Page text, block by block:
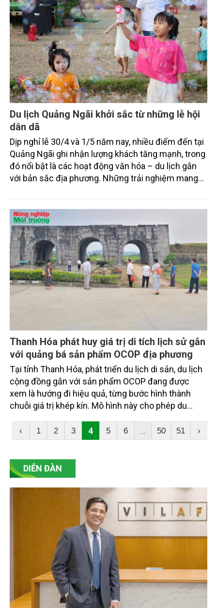
Du lịch Quảng Ngãi khởi sắc từ những lễ hội
dân dã
Dịp nghỉ lễ 30/4 và 1/5 năm nay, nhiều điểm đến tại
Quảng Ngãi ghi nhận lượng khách tăng mạnh, trong
đó nổi bật là các hoạt động văn hóa – du lịch gắn
với bản sắc địa phương. Những trải nghiệm mang
riêng của du lịch tỉnh.
Thanh Hóa phát huy giá trị di tích lịch sử gắn
với quảng bá sản phẩm OCOP địa phương
Tại tỉnh Thanh Hóa, phát triển du lịch di sản, du lịch
cộng đồng gắn với sản phẩm OCOP đang được
xem là hướng đi hiệu quả, từng bước hình thành
chuỗi giá trị khép kín. Mô hình này cho phép du
tiếp sử dụng sản phẩm địa phương, tạo động lực
phát triển sinh kế bền vững và gia tăng giá trị tài
‹ 1 2 3 4 5 6 ... 50 51 ›
DIỄN ĐÀN